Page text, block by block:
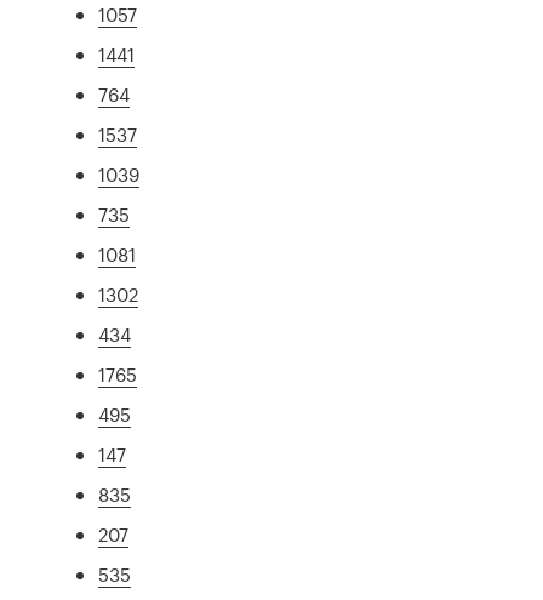
1057
1441
764
1537
1039
735
1081
1302
434
1765
495
147
835
207
535